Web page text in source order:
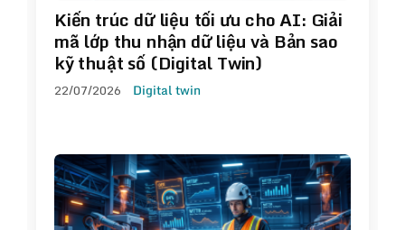
Kiến trúc dữ liệu tối ưu cho AI: Giải
mã lớp thu nhận dữ liệu và Bản sao
kỹ thuật số (Digital Twin)
22/07/2026 Digital twin